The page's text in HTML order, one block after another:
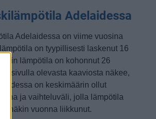
Adelaidessa
Adelaidessa on viime vuosina
on tyypillisesti laskenut 16
lämpötila on kohonnut 26
sivulla olevasta kaaviosta näkee,
on keskimäärin ollut
ja vaihteluväli, jolla lämpötila
vuonna liikkunut.